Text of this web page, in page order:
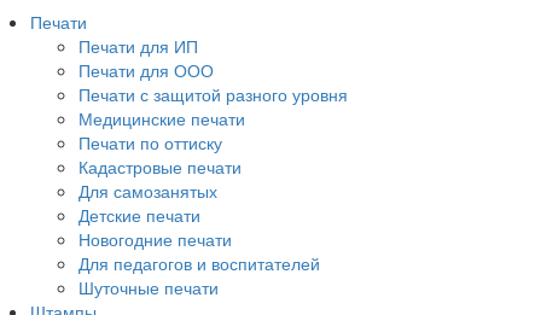
Печати
Печати для ИП
Печати для ООО
Печати с защитой разного уровня
Медицинские печати
Печати по оттиску
Кадастровые печати
Для самозанятых
Детские печати
Новогодние печати
Для педагогов и воспитателей
Шуточные печати